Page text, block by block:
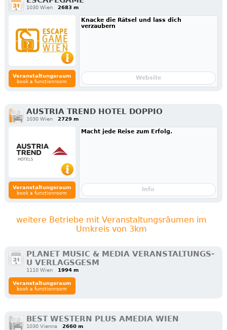
1030 Wien 2683 m
Veranstaltungsraum
book a functionroom
Knacke die Rätsel und lass dich
verzaubern
Website
AUSTRIA TREND HOTEL DOPPIO
1030 Wien 2729 m
Veranstaltungsraum
book a functionroom
Macht jede Reise zum Erfolg.
Info
weitere Betriebe mit Veranstaltungsräumen im
Umkreis von 3km
PLANET MUSIC & MEDIA VERANSTALTUNGS-
U VERLAGSGESM
1110 Wien 1994 m
Veranstaltungsraum
book a functionroom
BEST WESTERN PLUS AMEDIA WIEN
1030 Vienna 2660 m